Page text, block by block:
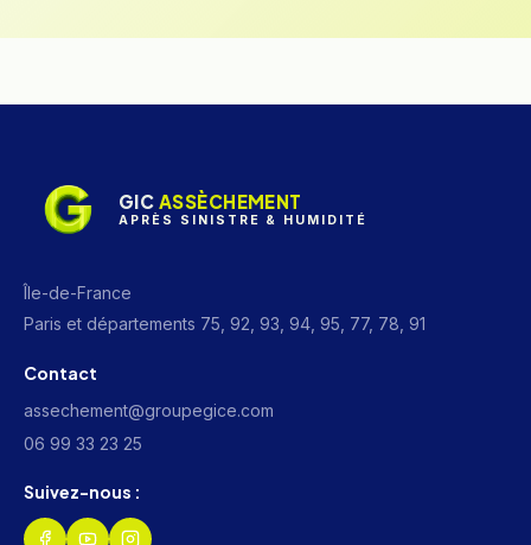
GIC ASSÈCHEMENT
APRÈS SINISTRE & HUMIDITÉ
Île-de-France
Paris et départements 75, 92, 93, 94, 95, 77, 78, 91
Contact
assechement@groupegice.com
06 99 33 23 25
Suivez-nous :